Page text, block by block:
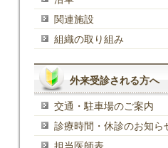
関連施設
組織の取り組み
外来受診される方へ
交通・駐車場のご案内
診療時間・休診のお知ら